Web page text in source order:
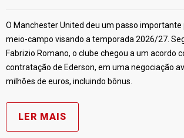
O Manchester United deu um passo
meio-campo visando a temporada 2026/27.
Fabrizio Romano, o clube chegou a um acordo
contratação de Ederson, em uma negociação
milhões de euros, incluindo bônus.
LER MAIS